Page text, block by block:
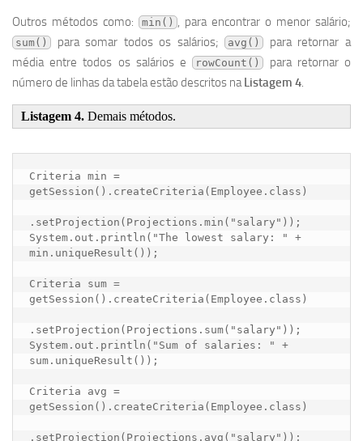
Outros métodos como: min() , para encontrar o menor salário;
sum() para somar todos os salários; avg()
para retornar a
média entre todos os salários e rowCount()
para retornar o
número de linhas da tabela estão descritos naListagem 4.
Listagem 4. Demais métodos.
Criteria min =
getSession().createCriteria(Employee.class)
.setProjection(Projections.min("salary"));
System.out.println("The lowest salary: " +
min.uniqueResult());
Criteria sum =
getSession().createCriteria(Employee.class)
.setProjection(Projections.sum("salary"));
System.out.println("Sum of salaries: " +
sum.uniqueResult());
Criteria avg =
getSession().createCriteria(Employee.class)
.setProjection(Projections.avg("salary"));